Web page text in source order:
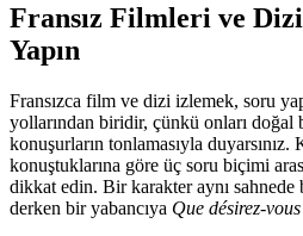
Fransız Filmleri ve
Yapın
Fransızca film ve dizi izlemek, soru
yollarından biridir, çünkü onları doğal
konuşurların tonlamasıyla
konuştuklarına göre üç soru biçimi
dikkat edin. Bir karakter aynı sahnede
derken bir yabancıya Que désirez-